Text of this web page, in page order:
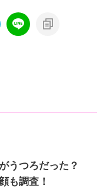
うつろだった？
も調査！